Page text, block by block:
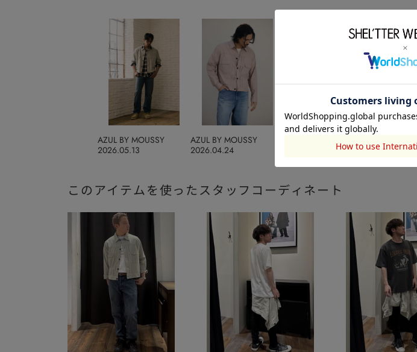
2026.05.13
AZUL BY MOUSSY
2026.04.24
AZUL BY MOUSSY
このアイテムを使ったスタッフコーディネート